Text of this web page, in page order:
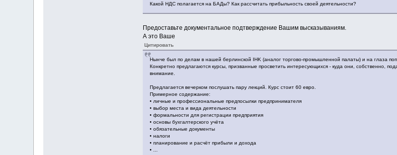
Какой НДС полагается на БАДы? Как рассчитать прибыльность своей деятельности?
Предоставьте документальное подтверждение Вашим высказываниям.
А это Ваше
Цитировать
Нынче был по делам в нашей берлинской IHK (аналог торгово-промышленной палаты) и на глаза
Конкретно предлагаются курсы, призванные просветить интересующихся - куда они, собственно,
внимание.
Предлагается вечерком послушать пару лекций. Курс стоит 60 евро.
Примерное содержание:
• личные и профессиональные предпосылки предпринимателя
• выбор места и вида деятельности
• формальности для регистрации предприятия
• основы бухгалтерского учёта
• обязательные документы
• налоги
• планирование и расчёт прибыли и дохода
• ...